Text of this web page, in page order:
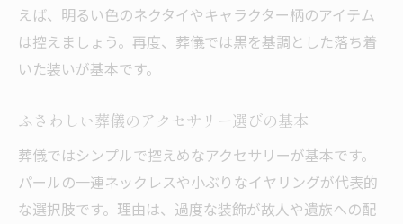
えば、明るい色のネクタイやキャラクター柄のアイテム
は控えましょう。再度、葬儀では黒を基調とした落ち着
いた装いが基本です。
ふさわしい葬儀のアクセサリー選びの基本
葬儀ではシンプルで控えめなアクセサリーが基本です。
パールの一連ネックレスや小ぶりなイヤリングが代表的
な選択肢です。理由は、過度な装飾が故人や遺族への配